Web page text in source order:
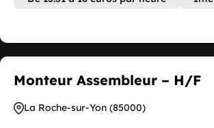
Monteur Assembleur – H/F
La Roche-sur-Yon (85000)